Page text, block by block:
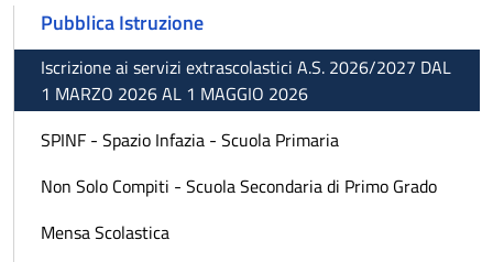
Pubblica Istruzione
Iscrizione ai servizi extrascolastici A.S. 2026/2027 DAL
1 MARZO 2026 AL 1 MAGGIO 2026
SPINF - Spazio Infazia - Scuola Primaria
Non Solo Compiti - Scuola Secondaria di Primo Grado
Mensa Scolastica